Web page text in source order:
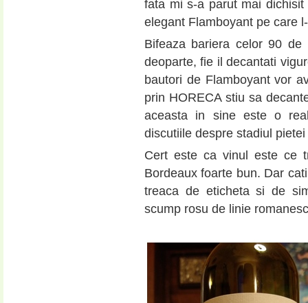
fata mi s-a parut mai
elegant Flamboyant pe care
Bifeaza bariera celor 90
deoparte, fie il decantati
bautori de Flamboyant vor
prin HORECA stiu sa
aceasta in sine este o
discutiile despre stadiul
Cert este ca vinul este ce
Bordeaux foarte bun. Dar
treaca de eticheta si de
scump rosu de linie